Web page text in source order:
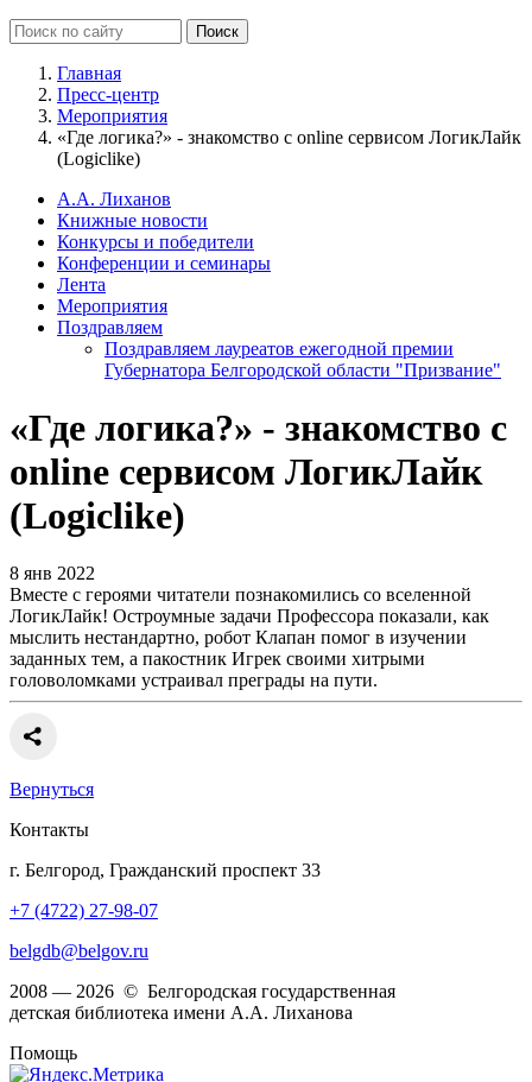
Главная
Пресс-центр
Мероприятия
«Где логика?» - знакомство с online сервисом ЛогикЛайк
(Logiclike)
А.А. Лиханов
Книжные новости
Конкурсы и победители
Конференции и семинары
Лента
Мероприятия
Поздравляем
Поздравляем лауреатов ежегодной премии
Губернатора Белгородской области "Призвание"
«Где логика?» - знакомство с
online сервисом ЛогикЛайк
(Logiclike)
8 янв 2022
Вместе с героями читатели познакомились со вселенной
ЛогикЛайк! Остроумные задачи Профессора показали, как
мыслить нестандартно, робот Клапан помог в изучении
заданных тем, а пакостник Игрек своими хитрыми
головоломками устраивал преграды на пути.
Вернуться
Контакты
г. Белгород, Гражданский проспект 33
+7 (4722) 27-98-07
belgdb@belgov.ru
2008 — 2026 © Белгородская государственная
детская библиотека имени А.А. Лиханова
Помощь